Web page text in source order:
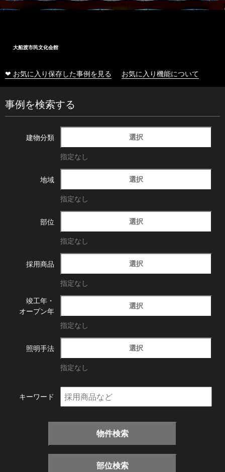
大船渡市民文化会館
❤ お気に入り保存した事例を見る お気に入り機能について
事例を検索する
建物分類 選択
指定なし
地域 選択
指定なし
部位 選択
指定なし
採用商品 選択
指定なし
竣工年・
オープン年
選択
指定なし
照明手法 選択
指定なし
キーワード
物件検索
部位検索